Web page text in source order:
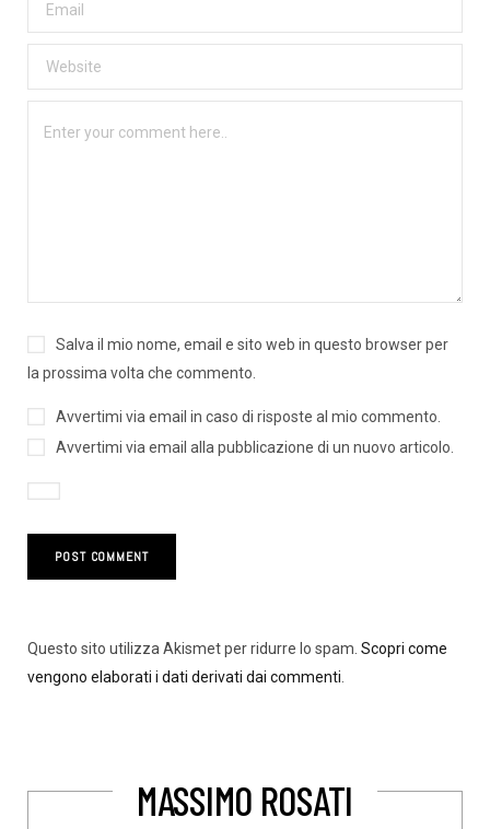
Salva il mio nome, email e sito web in questo browser per
la prossima volta che commento.
Avvertimi via email in caso di risposte al mio commento.
Avvertimi via email alla pubblicazione di un nuovo articolo.
Questo sito utilizza Akismet per ridurre lo spam. Scopri come
vengono elaborati i dati derivati dai commenti
MASSIMO ROSATI